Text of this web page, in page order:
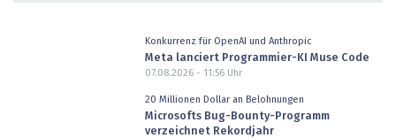
Konkurrenz für OpenAI und Anthropic
Meta lanciert Programmier-KI Muse Code
07.08.2026 - 11:56Uhr
20 Millionen Dollar an Belohnungen
Microsofts Bug-Bounty-Programm
verzeichnet Rekordjahr